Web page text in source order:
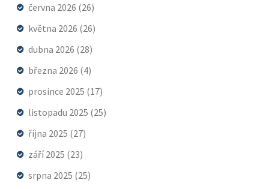
června 2026 (26)
května 2026 (26)
dubna 2026 (28)
března 2026 (4)
prosince 2025 (17)
listopadu 2025 (25)
října 2025 (27)
září 2025 (23)
srpna 2025 (25)